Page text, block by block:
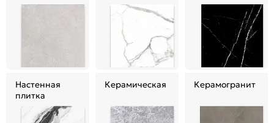
Настенная
плитка
Керамическая Керамогранит